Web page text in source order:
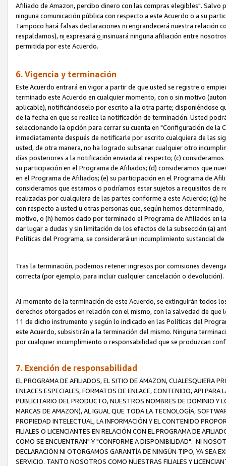
Afiliado de Amazon, percibo dinero con las compras elegibles". Salvo
ninguna comunicación pública con respecto a este Acuerdo o a su
Tampoco hará falsas declaraciones ni engrandecerá nuestra relación
respaldamos), ni expresará o insinuará ninguna afiliación entre
permitida por este Acuerdo.
6. Vigencia y terminación
Este Acuerdo entrará en vigor a partir de que usted se registre o
terminado este Acuerdo en cualquier momento, con o sin motivo
aplicable), notificándoselo por escrito a la otra parte; disponiéndose
de la fecha en que se realice la notificación de terminación. Usted
seleccionando la opción para cerrar su cuenta en "Configuración de
inmediatamente después de notificarle por escrito cualquiera de las
usted, de otra manera, no ha logrado subsanar cualquier otro
días posteriores a la notificación enviada al respecto; (c)
su participación en el Programa de Afiliados; (d) consideramos que
en el Programa de Afiliados; (e) su participación en el Programa de
consideramos que estamos o podríamos estar sujetos a requisitos de
realizadas por cualquiera de las partes conforme a este Acuerdo; (g)
con respecto a usted u otras personas que, según hemos
motivo, o (h) hemos dado por terminado el Programa de Afiliados en
dar lugar a dudas y sin limitación de los efectos de la subsección (a)
Políticas del Programa, se considerará un incumplimiento sustancial
Tras la terminación, podemos retener ingresos por comisiones
correcta (por ejemplo, para incluir cualquier cancelación o devolución).
Al momento de la terminación de este Acuerdo, se extinguirán todos
derechos otorgados en relación con el mismo, con la salvedad de
11 de dicho instrumento y según lo indicado en las Políticas del
este Acuerdo, subsistirán a la terminación del mismo. Ninguna
por cualquier incumplimiento o responsabilidad que se produzcan
7. Exención de responsabilidad
EL PROGRAMA DE AFILIADOS, EL SITIO DE AMAZON, CUALESQUIERA
ENLACES ESPECIALES, FORMATOS DE ENLACE, CONTENIDO, API
PUBLICITARIO DEL PRODUCTO, NUESTROS NOMBRES DE DOMINIO Y
MARCAS DE AMAZON), AL IGUAL QUE TODA LA TECNOLOGÍA,
PROPIEDAD INTELECTUAL, LA INFORMACIÓN Y EL CONTENIDO
FILIALES O LICENCIANTES EN RELACIÓN CON EL PROGRAMA DE
COMO SE ENCUENTRAN" Y "CONFORME A DISPONIBILIDAD". NI
DECLARACIÓN NI OTORGAMOS GARANTÍA DE NINGÚN TIPO, YA SEA
SERVICIO. TANTO NOSOTROS COMO NUESTRAS FILIALES Y